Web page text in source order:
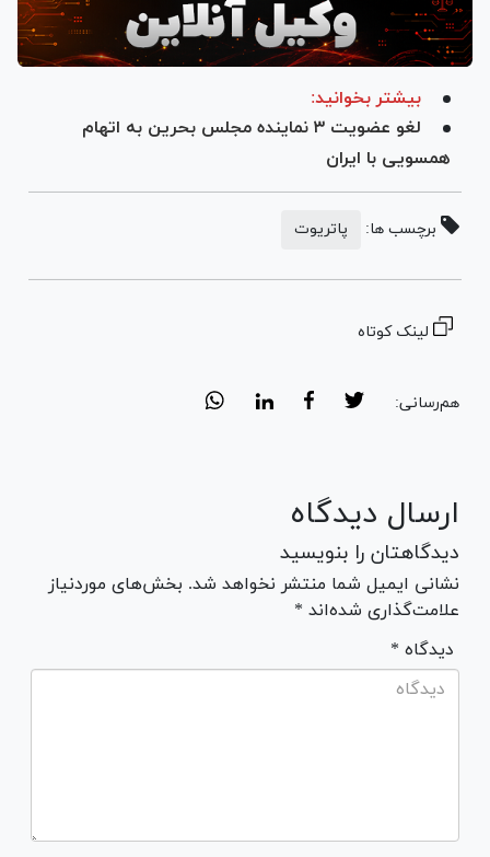
بیشتر بخوانید:
لغو عضویت ۳ نماینده مجلس بحرین به اتهام
همسویی با ایران
برچسب ها: پاتریوت
لینک کوتاه
هم‌رسانی:
ارسال دیدگاه
دیدگاهتان را بنویسید
نشانی ایمیل شما منتشر نخواهد شد. بخش‌های موردنیاز
علامت‌گذاری شده‌اند *
* دیدگاه